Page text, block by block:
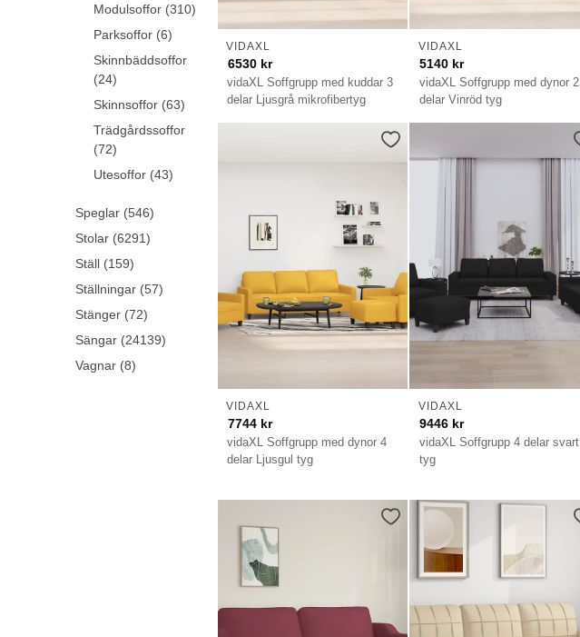
vidaXL Soffgrupp med kuddar 3
delar Ljusgrå mikrofibertyg
VIDAXL
6530 kr
vidaXL Soffgrupp med dynor 2
delar Vinröd tyg
VIDAXL
5140 kr
vidaXL Soffgrupp med dynor 4
delar Ljusgul tyg
VIDAXL
7744 kr
vidaXL Soffgrupp 4 delar svart
tyg
VIDAXL
9446 kr
Modulsoffor (310)
Parksoffor (6)
Skinnbäddsoffor
(24)
Skinnsoffor (63)
Trädgårdssoffor
(72)
Utesoffor (43)
Speglar (546)
Stolar (6291)
Ställ (159)
Ställningar (57)
Stänger (72)
Sängar (24139)
Vagnar (8)